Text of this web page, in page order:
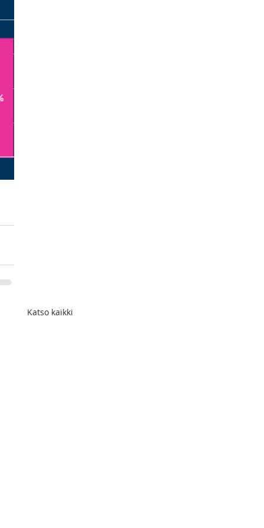
Katso kaikki